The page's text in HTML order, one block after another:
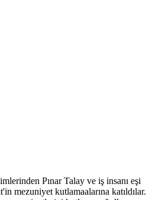
Pınar Talay ve iş insanı eşi
mezuniyet kutlamaalarına katıldılar.